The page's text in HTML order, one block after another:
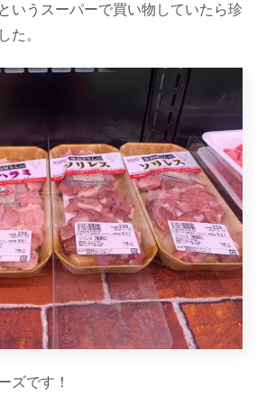
いうスーパーで買い物していたら珍
た。
ズです！